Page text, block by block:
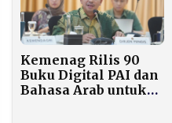
Kemenag Rilis 90
Buku Digital PAI dan
Bahasa Arab untuk